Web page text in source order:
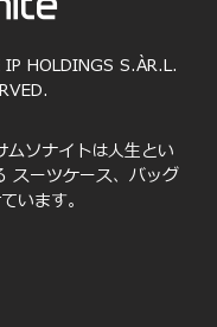
HOLDINGS S.ÀR.L.
ムソナイトは人生とい
スーツケース、バッグ
います。